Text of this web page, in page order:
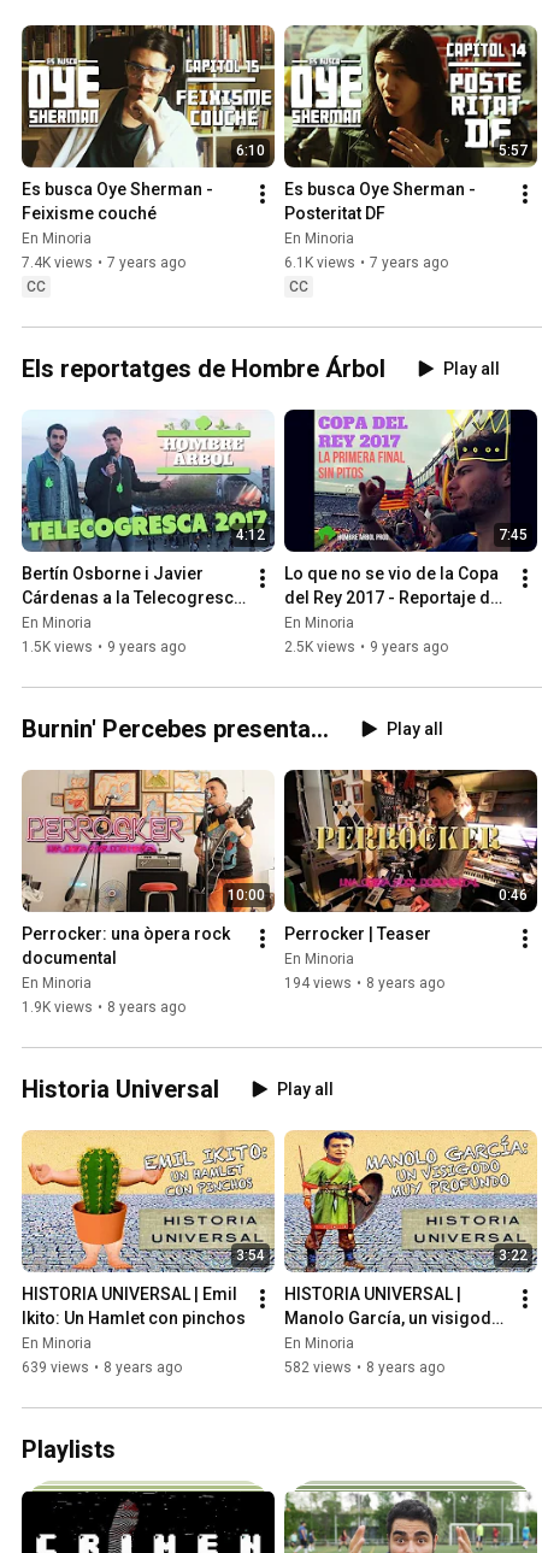
6:10
Es busca Oye Sherman -
Feixisme couché
En Minoria
7.4K views • 7 years ago
CC
5:57
Es busca Oye Sherman -
Posteritat DF
En Minoria
6.1K views • 7 years ago
CC
Els reportatges de Hombre Árbol Play all
4:12
Bertín Osborne i Javier
Cárdenas a la Telecogresca
- Reportatge dels Hombre
Árbol
En Minoria
1.5K views • 9 years ago
7:45
Lo que no se vio de la Copa
del Rey 2017 - Reportaje de
El hombre Árbol
En Minoria
2.5K views • 9 years ago
Burnin' Percebes presenta... Play all
10:00
Perrocker: una òpera rock
documental
En Minoria
1.9K views • 8 years ago
0:46
Perrocker | Teaser
En Minoria
194 views • 8 years ago
Historia Universal Play all
3:54
HISTORIA UNIVERSAL | Emil
Ikito: Un Hamlet con pinchos
En Minoria
639 views • 8 years ago
3:22
HISTORIA UNIVERSAL |
Manolo García, un visigodo
muy profundo
En Minoria
582 views • 8 years ago
Playlists